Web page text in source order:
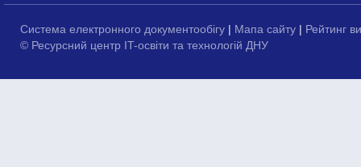
Система електронного документообігу | Мапа сайту | Рейтинг
© Ресурсний центр IT-освіти та технологій ДНУ